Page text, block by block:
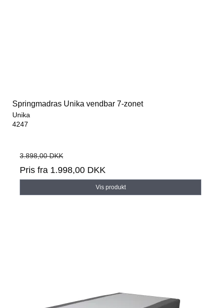
Springmadras Unika vendbar 7-zonet
Unika
4247
3.898,00 DKK
Pris fra 1.998,00 DKK
Vis produkt